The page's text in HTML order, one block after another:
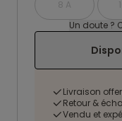
8 A
Un doute ?
Livraison
Retour &
Vendu et